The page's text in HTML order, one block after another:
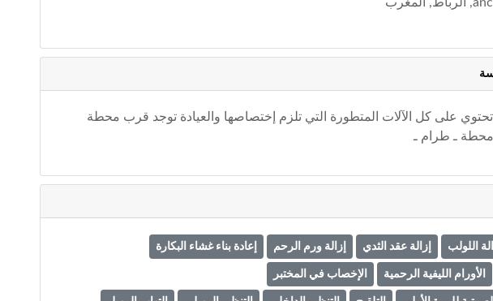
تحتوي على كل الآلات المتطورة التي تلزم إختصاصها والعيادة توجد قرب محطة
محطة ـ طرام ـ
اللولب إزالة عقد الثدي إزالة ورم الرحم إعادة بناء غشاء البكارة
الأورام الليفية الرحمية الإخصاب في المختبر